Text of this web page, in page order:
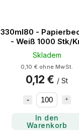
330ml80 -
- Weiß 1000 Stk/
Skladem
0,10 € ohne MwSt.
0,12 € / St
In den
Warenkorb